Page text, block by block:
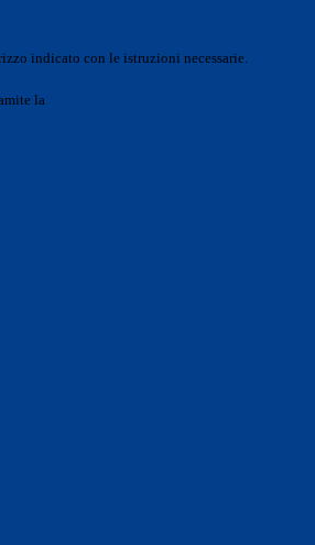
indicato con le istruzioni necessarie.
la